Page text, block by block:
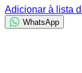
Adicionar à lista
WhatsApp